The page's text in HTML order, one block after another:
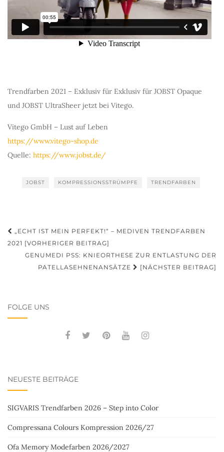
Trendfarben 2021 – Exklusiv für Exklusiv für JOBST Opaque
und JOBST UltraSheer jetzt bei Vitego.
Vitego GmbH – Lust auf Leben
https://www.vitego-shop.de
Quelle: https://www.jobst.de/
JOBST KOMPRESSIONSSTRÜMPFE TRENDFARBEN
Beitragsnavigation
„ECHT IST MEIN PERFEKT!“ – MEDIVEN TRENDFARBEN
2021 [VORHERIGER BEITRAG]
GENUMEDI PSS: KNIEORTHESE ZUR ENTLASTUNG DER
PATELLASEHNENANSÄTZE
[NÄCHSTER BEITRAG]
FOLGE UNS
NEUESTE BEITRÄGE
SIGVARIS Trendfarben 2026 – Step into Color
Compressana Colours Kompression 2026/27
Ofa Memory Modefarben 2026/2027